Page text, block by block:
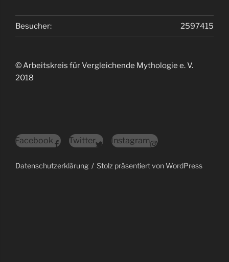
2597415
Besucher:
© Arbeitskreis für Vergleichende Mythologie e. V.
2018
Facebook Twitter Instagram
Datenschutzerklärung Stolz präsentiert von WordPress